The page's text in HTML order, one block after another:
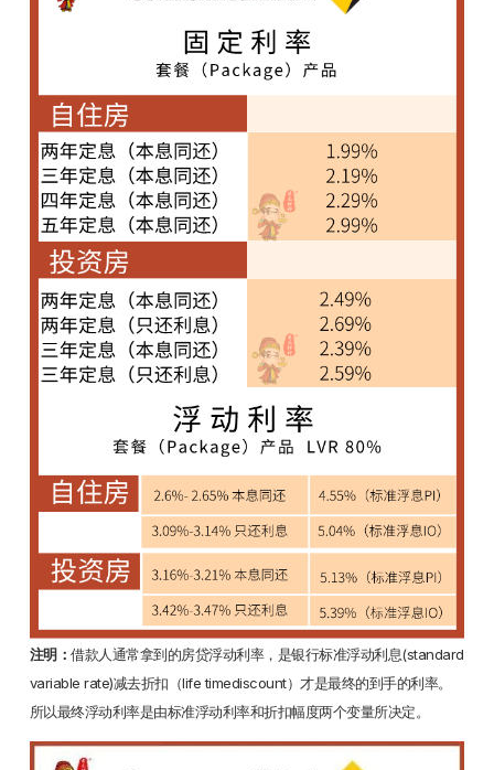
注明：借款人通常拿到的房贷浮动利率，是银行标准浮动利息(standard
variable rate)减去折扣（life timediscount）才是最终的到手的利率。
所以最终浮动利率是由标准浮动利率和折扣幅度两个变量所决定。